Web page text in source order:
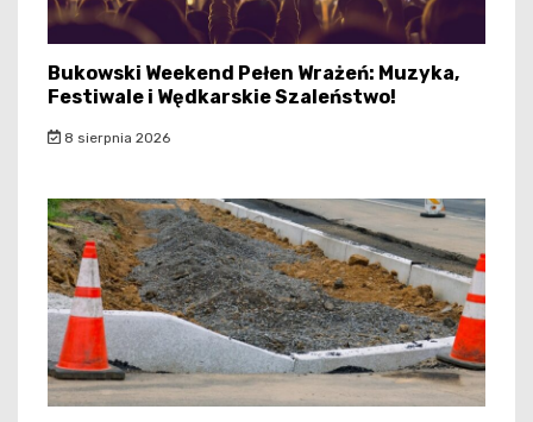
Bukowski Weekend Pełen Wrażeń: Muzyka,
Festiwale i Wędkarskie Szaleństwo!
8 sierpnia 2026